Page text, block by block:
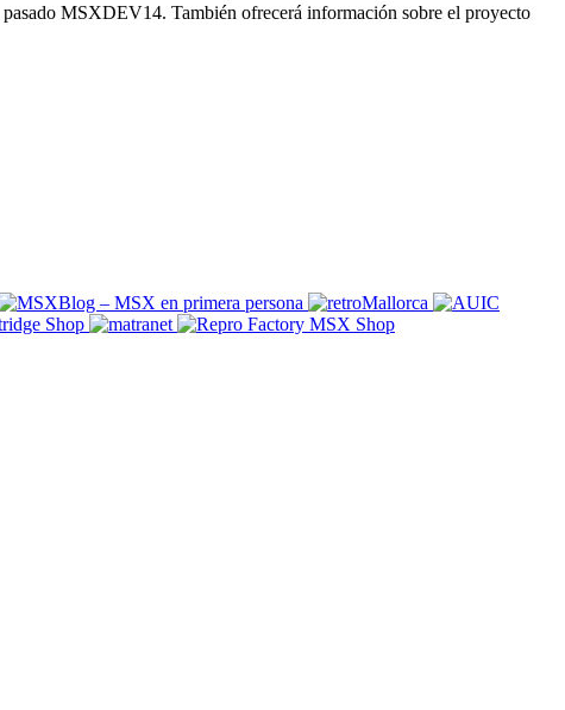
pasado MSXDEV14. También ofrecerá información sobre el proyecto